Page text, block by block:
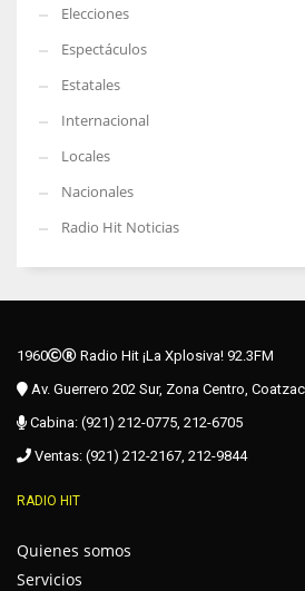
Elecciones
Espectáculos
Estatales
Internacional
Locales
Nacionales
Radio Hit Noticias
1960
Radio Hit ¡La Xplosiva! 92.3FM
Av. Guerrero 202 Sur, Zona Centro,
Cabina: (921) 212-0775, 212-6705
Ventas: (921) 212-2167, 212-9844
RADIO HIT
Quienes somos
Servicios